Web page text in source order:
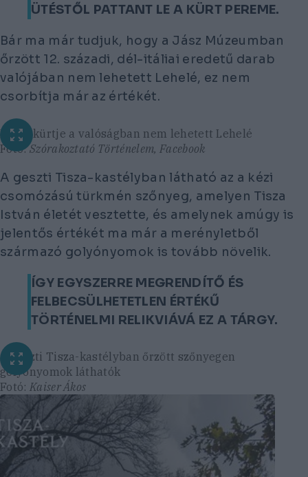
ÜTÉSTŐL PATTANT LE A KÜRT PEREME.
Bár ma már tudjuk, hogy a Jász Múzeumban
őrzött 12. századi, dél-itáliai eredetű darab
valójában nem lehetett Lehelé, ez nem
csorbítja már az értékét.
Lehel kürtje a valóságban nem lehetett Lehelé
Fotó:Szórakoztató Történelem, Facebook
A geszti Tisza-kastélyban látható az a kézi
csomózású türkmén szőnyeg, amelyen Tisza
István életét vesztette, és amelynek amúgy is
jelentős értékét ma már a merényletből
származó golyónyomok is tovább növelik.
ÍGY EGYSZERRE MEGRENDÍTŐ ÉS
FELBECSÜLHETETLEN ÉRTÉKŰ
TÖRTÉNELMI RELIKVIÁVÁ EZ A TÁRGY.
A geszti Tisza-kastélyban őrzött szőnyegen
golyónyomok láthatók
Fotó: Kaiser Ákos